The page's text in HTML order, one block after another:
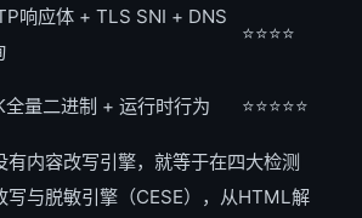
响应体 + TLS SNI + DNS
⭐️⭐️⭐️⭐️
全量二进制 + 运行时行为 ⭐️⭐️⭐️⭐️⭐️
有内容改写引擎，就等于在四大检测
与脱敏引擎（CESE），从HTML解